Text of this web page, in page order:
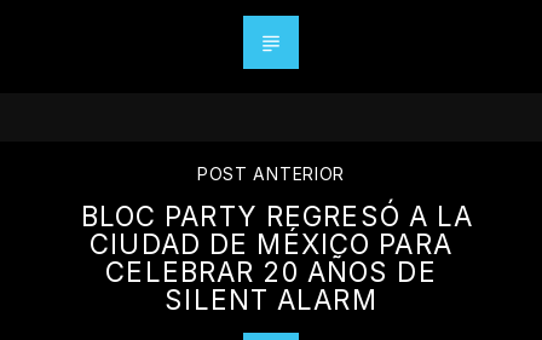
POST ANTERIOR
BLOC PARTY REGRESÓ A LA
CIUDAD DE MÉXICO PARA
CELEBRAR 20 AÑOS DE
SILENT ALARM